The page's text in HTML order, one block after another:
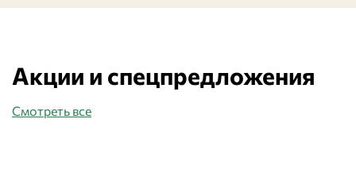
Акции и спецпредложения
Смотреть все